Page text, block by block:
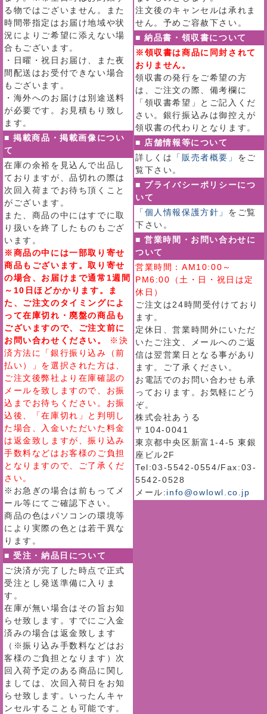
る物ではございません。また
時間帯指定はお届け地域や状
況によりご希望に添えない場
合もございます。
・日曜・祝日お届け、また夜
間配送はお受付できない場合
もございます。
・海外へのお届けは別途送料
が必要です。お見積もり致し
ます。
■ 掲載商品・掲載画像につい
て
在庫の余裕を見込んで出品し
ておりますが、品切れの際は
次回入荷までお待ち頂くこと
がございます。
また、商品の中にはすでに取
り扱いを終了したものもござ
います。
※商品の中には一部取り寄せ
商品もございます。取り寄せ
の場合、お届けまで通常1週間
～10日ほどかかります。ま
た、ご注文のタイミングによ
って在庫切れ・廃盤の商品も
ございますので、ご注文前に
お問い合わせください。
※決
済方法に「銀行振り込み（前
払い）」を選択された方は、
ご注文後弊社より在庫確認の
メールを致しますので、お振
込までお待ちください。お振
込後、「在庫切れ」と判明し
た場合、入金いただいた料金
は返金致しますが、振り込み
手数料などはお客様のご負担
となりますので、ご了承くだ
さい。
※お急ぎの場合は前もってメ
ール等にてご確認下さい。
商品の色はパソコンの環境等
により実際の色とは若干異な
ります。
■ 受注・納品日について
ご決済が完了した時点で正式
受注とし発送準備に入りま
す。
在庫が無い場合はその旨お知
らせ致します。すでにご入金
済みの場合は返金致します
（※振り込み手数料などはお
客様のご負担となります）次
回入荷予定のある商品に関し
ましては、次回入荷日をお知
らせ致します。いったんキャ
ンセルすることも可能です。
注文後のキャンセルは承れま
せん。予めご容赦下さい。
■ 納品書・領収書について
※領収書は商品に同封されて
おりません。
領収書の発行をご希望の方
は、ご注文の際、備考欄に
「領収書希望」とご記入くだ
さい。銀行振込みは御控えが
領収書の代わりとなります。
■ 店舗情報等について
詳しくは
「販売者概要」 をご
覧下さい。
■ プライバシーポリシーにつ
いて
「個人情報保護方針」 をご覧
下さい。
■ 営業時間・お問い合わせに
ついて
営業時間：AM10:00～
PM6:00（土・日・祝日は定
休日）
ご注文は24時間受付けており
ます。
定休日、営業時間外にいただ
いたご注文、メールへのご返
信は翌営業日となる事があり
ます。ご了承ください。
お電話でのお問い合わせも承
っております。お気軽にどう
ぞ。
株式会社あうる
〒104-0041
東京都中央区新富1-4-5 東銀
座ビル2F
Tel:03-5542-0554/Fax:03-
5542-0528
メール:info@owlowl.co.jp